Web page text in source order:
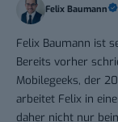
Felix Baumann
Felix Baumann ist
Bereits vorher
Mobilegeeks, der
arbeitet Felix in
daher nicht nur